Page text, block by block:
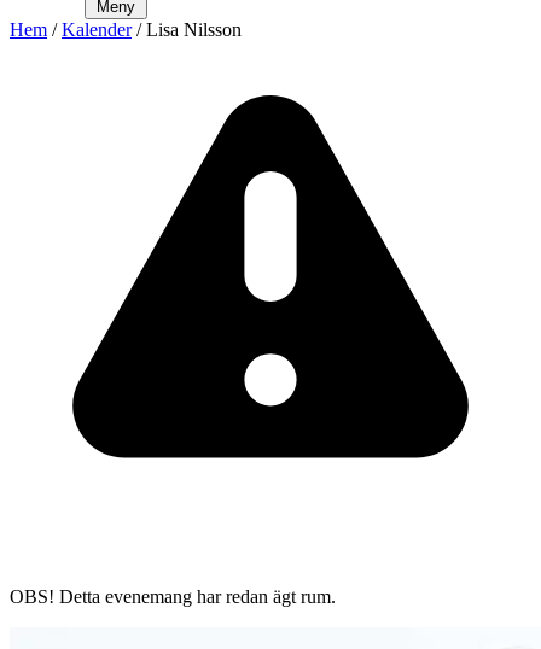
Meny
Hem /Kalender/Lisa Nilsson
OBS! Detta evenemang har redan ägt rum.